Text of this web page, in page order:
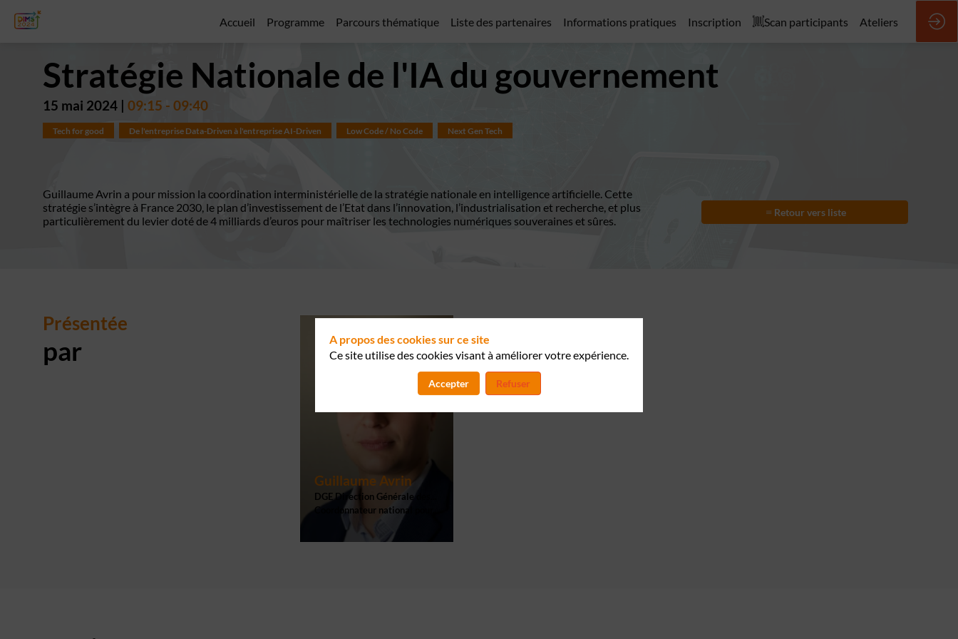
Accueil Programme Parcours thématique Liste des partenaires Informations pratiques Inscription Scan participants Ateliers
Stratégie Nationale de l'IA du gouvernement
15 mai 2024 09:15 - 09:40
Tech for good De l'entreprise Data-Driven à l'entreprise AI-Driven Low Code / No Code Next Gen Tech
Retour vers liste
Guillaume Avrin a pour mission la coordination interministérielle de la stratégie nationale en intelligence artificielle. Cette
stratégie s’intègre à France 2030, le plan d’investissement de l’Etat dans l’innovation, l’industrialisation et recherche, et plus
particulièrement du levier doté de 4 milliards d’euros pour maîtriser les technologies numériques souveraines et sûres.
Présentée
par
Guillaume Avrin
DGE Direction Générale des...
Coordonnateur national pour...
A propos des cookies sur ce site
Ce site utilise des cookies visant à améliorer votre expérience.
Accepter Refuser